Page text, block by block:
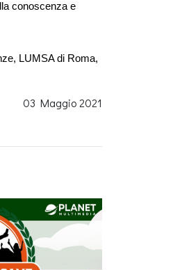
conoscenza e
LUMSA di Roma,
03 Maggio 2021